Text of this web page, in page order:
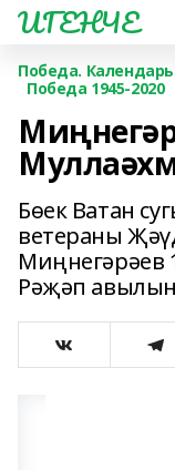
ИГЕНЧЕ
Победа.
Победа 1945-2020
Бөек Ватан
ветераны
Миңнегәрәев
Рәҗәп